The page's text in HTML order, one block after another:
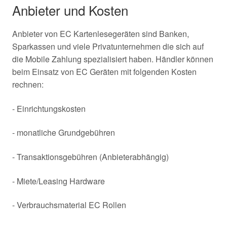
Anbieter und Kosten
Anbieter von EC Kartenlesegeräten sind Banken,
Sparkassen und viele Privatunternehmen die sich auf
die Mobile Zahlung spezialisiert haben. Händler können
beim Einsatz von EC Geräten mit folgenden Kosten
rechnen:
- Einrichtungskosten
- monatliche Grundgebühren
- Transaktionsgebühren (Anbieterabhängig)
- Miete/Leasing Hardware
- Verbrauchsmaterial EC Rollen